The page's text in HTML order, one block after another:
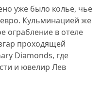
уже было колье, чье
Кульминацией же
ограбление в отеле
проходящей
Diamonds, где
и ювелир Лев